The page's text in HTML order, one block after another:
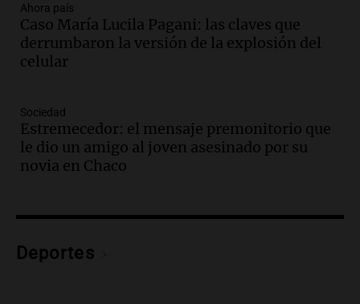
gran expo, con concurso de panificados
y actividades destacadas
Panorama Federal
Episodios
violó libertad condicional al ir al
Mundial de Atlanta
Panorama Federal
Episodios
programa de movilidad sustentable
Episodios
Ahora país
Caso María Lucila Pagani: las claves que
derrumbaron la versión de la explosión del
celular
Sociedad
Estremecedor: el mensaje premonitorio que
le dio un amigo al joven asesinado por su
novia en Chaco
Deportes